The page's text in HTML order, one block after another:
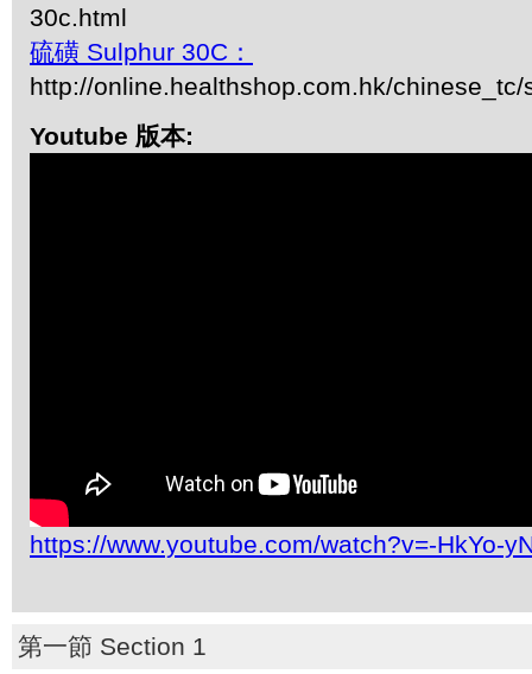
30c.html
硫磺 Sulphur 30C：
http://online.healthshop.com.hk/
Youtube 版本:
https://www.youtube.com/watch?v=-HkYo-
第一節 Section 1